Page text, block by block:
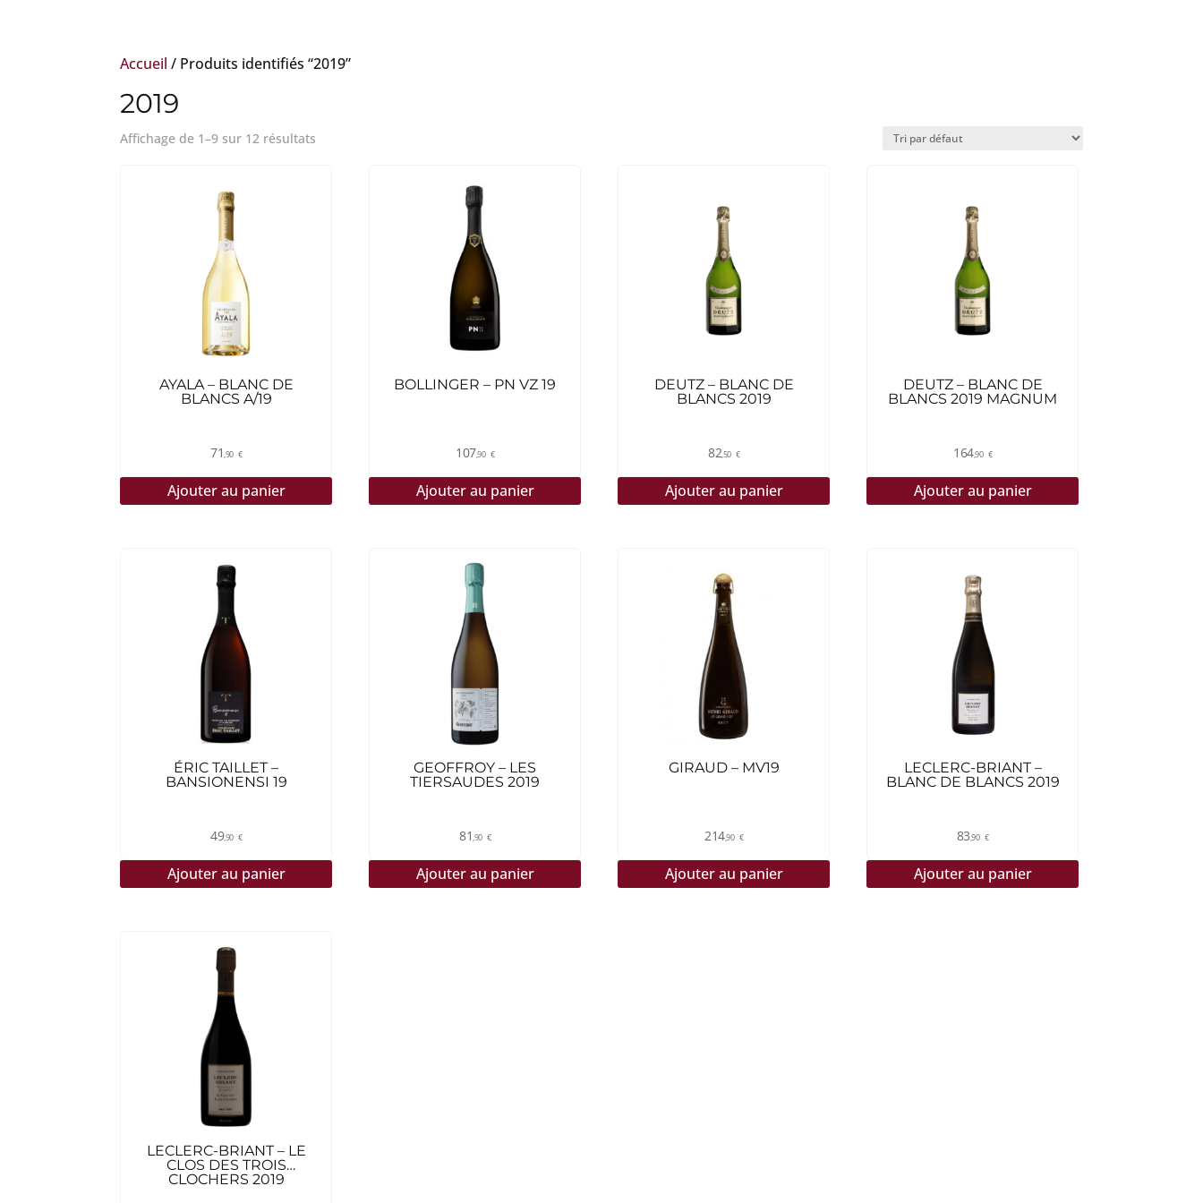
Accueil / Produits identifiés “2019”
2019
Affichage de 1–9 sur 12 résultats
AYALA – BLANC DE
BLANCS A/19
71,90 €
Ajouter au panier
BOLLINGER – PN VZ 19
107,90 €
Ajouter au panier
DEUTZ – BLANC DE
BLANCS 2019
82,50 €
Ajouter au panier
DEUTZ – BLANC DE
BLANCS 2019 MAGNUM
164,90 €
Ajouter au panier
ÉRIC TAILLET –
BANSIONENSI 19
49,90 €
Ajouter au panier
GEOFFROY – LES
TIERSAUDES 2019
81,90 €
Ajouter au panier
GIRAUD – MV19
214,90 €
Ajouter au panier
LECLERC-BRIANT –
BLANC DE BLANCS 2019
83,90 €
Ajouter au panier
LECLERC-BRIANT – LE
CLOS DES TROIS
CLOCHERS 2019